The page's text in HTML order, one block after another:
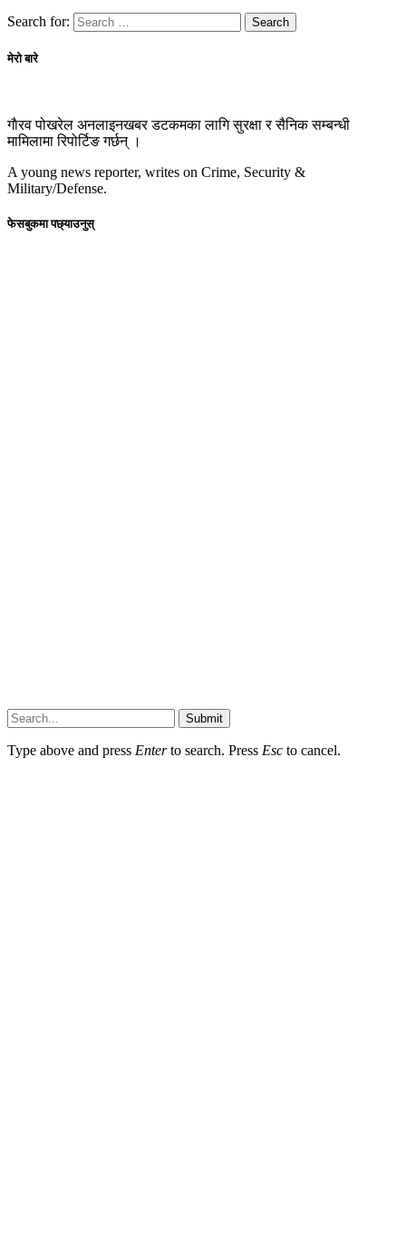
Search for:
मेरो बारे
गाैरव पोखरेल अनलाइनखबर डटकमका लागि सुरक्षा र सैनिक सम्बन्धी
मामिलामा रिपोर्टिङ गर्छन् ।
A young news reporter, writes on Crime, Security &
Military/Defense.
फेसबुकमा पछ्याउनुस्
Submit
Type above and press Enterto search. Press Esc to cancel.